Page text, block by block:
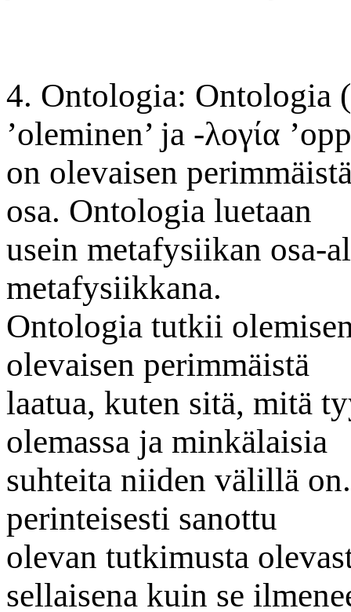
4. Ontologia: Ontologia
’oleminen’ ja -λογία
on olevaisen
osa. Ontologia luetaan
usein metafysiikan osa-
metafysiikkana.
Ontologia tutkii
olevaisen perimmäistä
laatua, kuten sitä, mitä
olemassa ja minkälaisia
suhteita niiden välillä
perinteisesti sanottu
olevan tutkimusta
sellaisena kuin se